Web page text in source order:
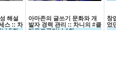
해설
스 :: 차
닉 5회
아마존의 글쓰기 문화와 개
발자 경력 관리 :: 차니의 #클
라우드클리닉 4회
창
었